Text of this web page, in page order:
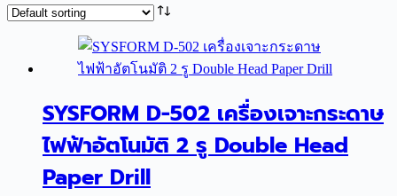
SYSFORM D-502 เครื่องเจาะกระดาษ
ไฟฟ้าอัตโนมัติ 2 รู Double Head
Paper Drill